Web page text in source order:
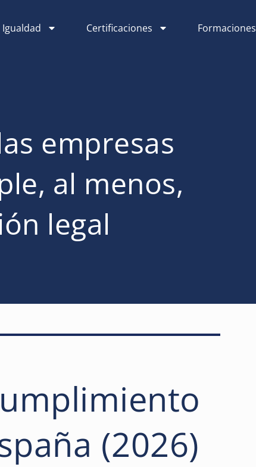
Igualdad Certificaciones Formaciones
empresas
al menos,
legal
(2026)